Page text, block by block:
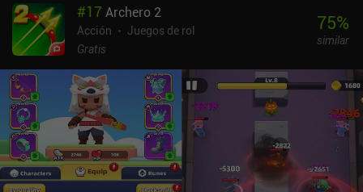
#17Archero 2
Acción
Juegos de rol
Gratis
75%
similar